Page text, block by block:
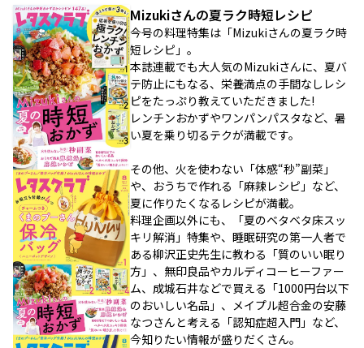
Mizukiさんの夏ラク時短レシピ
今号の料理特集は「Mizukiさんの夏ラク時
短レシピ」。
本誌連載でも大人気のMizukiさんに、夏バ
テ防止にもなる、栄養満点の手間なしレシ
ピをたっぷり教えていただきました!
レンチンおかずやワンパンパスタなど、暑
い夏を乗り切るテクが満載です。
その他、火を使わない「体感“秒”副菜」
や、おうちで作れる「麻辣レシピ」など、
夏に作りたくなるレシピが満載。
料理企画以外にも、「夏のベタベタ床スッ
キリ解消」特集や、睡眠研究の第一人者で
ある柳沢正史先生に教わる「質のいい眠り
方」、無印良品やカルディコーヒーファー
ム、成城石井などで買える「1000円台以下
のおいしい名品」、メイプル超合金の安藤
なつさんと考える「認知症超入門」など、
今知りたい情報が盛りだくさん。